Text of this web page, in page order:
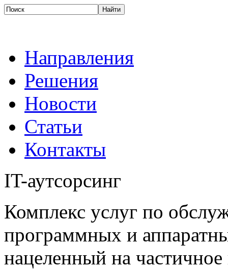
Направления
Решения
Новости
Статьи
Контакты
IT-аутсорсинг
Комплекс услуг по
программных и
нацеленный на